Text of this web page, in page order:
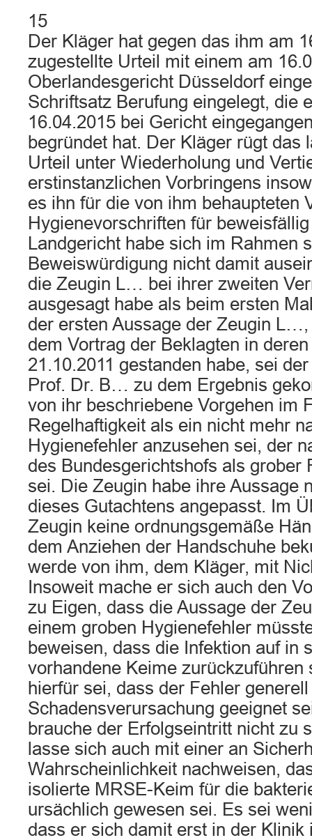
15
Der Kläger hat gegen das ihm am
zugestellte Urteil mit einem am
Oberlandesgericht Düsseldorf
Schriftsatz Berufung eingelegt, die
16.04.2015 bei Gericht
begründet hat. Der Kläger rügt das
Urteil unter Wiederholung und
erstinstanzlichen Vorbringens
es ihn für die von ihm behaupteten
Hygienevorschriften für
Landgericht habe sich im Rahmen
Beweiswürdigung nicht damit
die Zeugin L… bei ihrer zweiten
ausgesagt habe als beim ersten
der ersten Aussage der Zeugin
dem Vortrag der Beklagten in
21.10.2011 gestanden habe, sei
Prof. Dr. B… zu dem Ergebnis
von ihr beschriebene Vorgehen im
Regelhaftigkeit als ein nicht mehr
Hygienefehler anzusehen sei, der
des Bundesgerichtshofs als grober
sei. Die Zeugin habe ihre Aussage
dieses Gutachtens angepasst. Im
Zeugin keine ordnungsgemäße
dem Anziehen der Handschuhe
werde von ihm, dem Kläger, mit
Insoweit mache er sich auch den
zu Eigen, dass die Aussage der
einem groben Hygienefehler
beweisen, dass die Infektion auf in
vorhandene Keime zurückzuführen
hierfür sei, dass der Fehler
Schadensverursachung geeignet
brauche der Erfolgseintritt nicht zu
lasse sich auch mit einer an
Wahrscheinlichkeit nachweisen,
isolierte MRSE-Keim für die
ursächlich gewesen sei. Es sei
dass er sich damit erst in der Klinik